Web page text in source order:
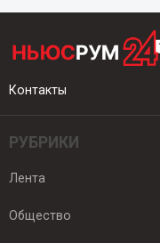
Контакты
РУБРИКИ
Лента
Общество